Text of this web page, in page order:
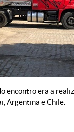
encontro era a
Argentina e Chile.